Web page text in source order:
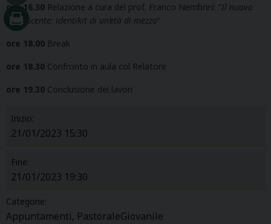
ore 16.30 Relazione a cura del prof. Franco Nembrini: “Il nuovo
adolescente: identikit di un’età di mezzo”
ore 18.00 Break
ore 18.30 Confronto in aula col Relatore
ore 19.30 Conclusione dei lavori
Inizio:
21/01/2023 15:30
Fine:
21/01/2023 19:30
Categorie:
Appuntamenti, PastoraleGiovanile